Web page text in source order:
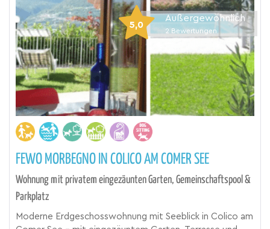
5,0
Außergewöhnlich
2 Bewertungen
FEWO MORBEGNO IN COLICO AM COMER SEE
Wohnung mit privatem eingezäunten Garten, Gemeinschaftspool &
Parkplatz
Moderne Erdgeschosswohnung mit Seeblick in Colico am